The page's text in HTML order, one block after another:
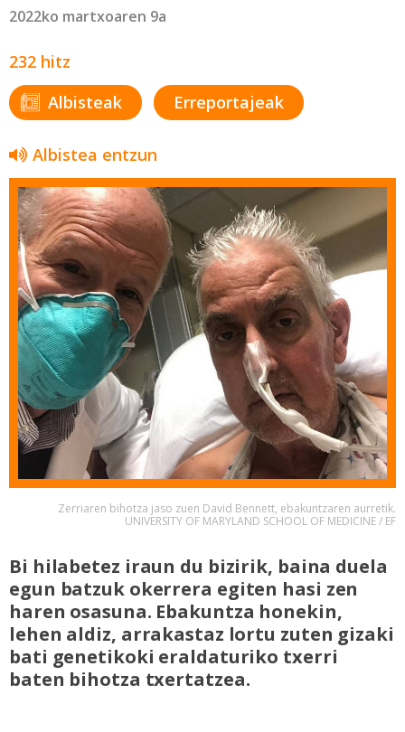
2022ko martxoaren 9a
232 hitz
Albisteak
Erreportajeak
Albistea entzun
Zerriaren bihotza jaso zuen David Bennett, ebakuntzaren aurretik.
UNIVERSITY OF MARYLAND SCHOOL OF MEDICINE / EF
Bi hilabetez iraun du bizirik, baina duela
egun batzuk okerrera egiten hasi zen
haren osasuna. Ebakuntza honekin,
lehen aldiz, arrakastaz lortu zuten gizaki
bati genetikoki eraldaturiko txerri
baten bihotza txertatzea.